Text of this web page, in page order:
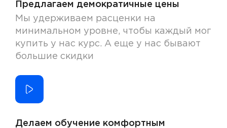
Предлагаем демократичные цены
Мы удерживаем расценки на
минимальном уровне, чтобы каждый мог
купить у нас курс. А еще у нас бывают
большие скидки
Делаем обучение комфортным